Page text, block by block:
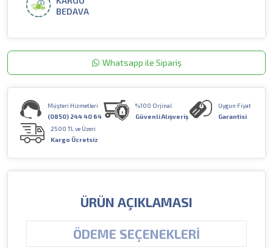
BEDAVA
Whatsapp ile Sipariş
Müşteri Hizmetleri
(0850) 244 40 64
%100 Orjinal
Güvenli Alışveriş
Uygun Fiyat
Garantisi
2500 TL ve Üzeri
Kargo Ücretsiz
ÜRÜN AÇIKLAMASI
ÖDEME SEÇENEKLERI